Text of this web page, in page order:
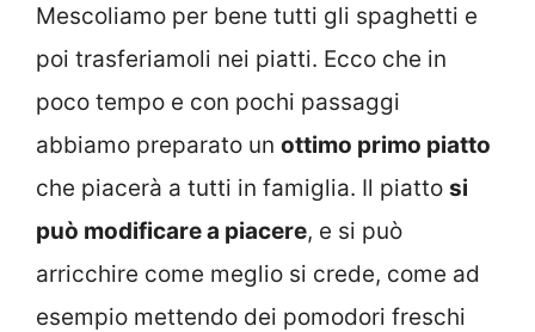
Mescoliamo per bene tutti gli spaghetti e
poi trasferiamoli nei piatti. Ecco che in
poco tempo e con pochi passaggi
abbiamo preparato un ottimo primo piatto
che piacerà a tutti in famiglia. Il piatto si
può modificare a piacere, e si può
arricchire come meglio si crede, come ad
esempio mettendo dei pomodori freschi